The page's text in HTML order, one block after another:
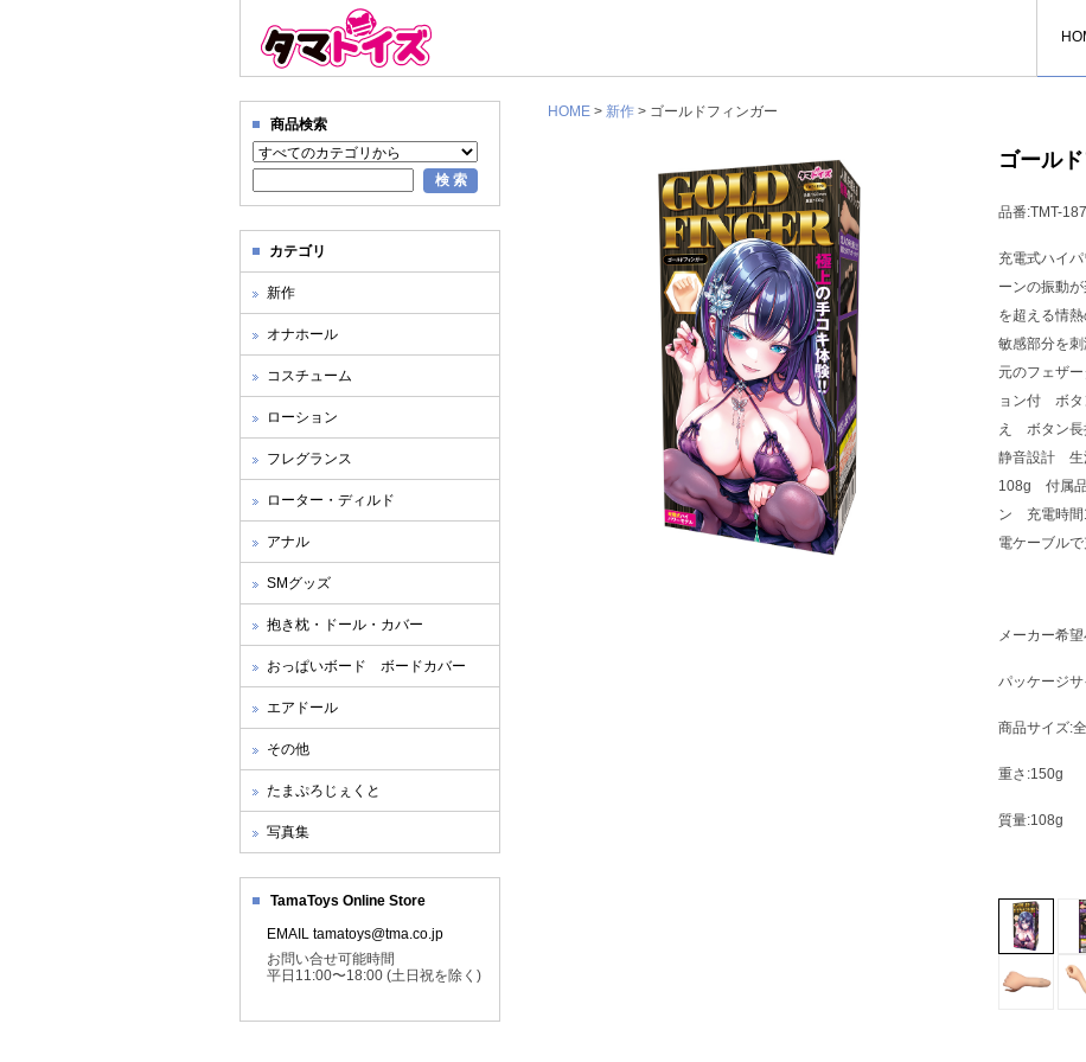
HOME > 新作 > ゴールドフィンガー
ゴール
品番:TMT-
充電式ハイ
ーンの振動
を超える情
敏感部分を
元のフェザ
ョン付 ボタ
え ボタン長
静音設計
108g 付属
ン 充電時
電ケーブルで
メーカー希
パッケージ
商品サイズ:
重さ:150g
質量:108g
商品検索
カテゴリ
新作
オナホール
コスチューム
ローション
フレグランス
ローター・ディルド
アナル
SMグッズ
抱き枕・ドール・カバー
おっぱいボード ボードカバー
エアドール
その他
たまぷろじぇくと
写真集
TamaToys Online Store
EMAIL tamatoys@tma.co.jp
お問い合せ可能時間
平日11:00〜18:00 (土日祝を除く)